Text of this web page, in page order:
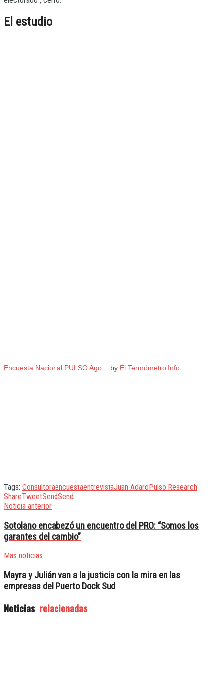
El estudio
Encuesta Nacional PULSO Ago… by El Termómetro Info
Tags: ConsultoraencuestaentrevistaJuan AdaroPulso Research
ShareTweetSendSend
Noticia anterior
Sotolano encabezó un encuentro del PRO: “Somos los
garantes del cambio”
Mas noticias
Mayra y Julián van a la justicia con la mira en las
empresas del Puerto Dock Sud
Noticias relacionadas